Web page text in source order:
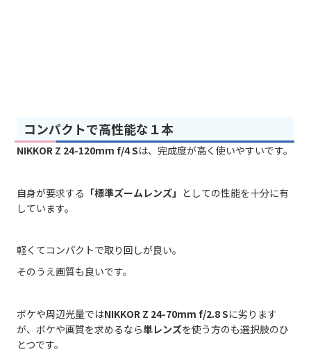
コンパクトで高性能な１本
NIKKOR Z 24-120mm f/4 Sは、完成度が高く使いやすいです。
自身が要求する 「標準ズームレンズ」 としての性能を十分に有
しています。
軽くてコンパクトで取り回しが良い。
そのうえ画質も良いです。
ボケや周辺光量ではNIKKOR Z 24-70mm f/2.8 Sに劣ります
が、ボケや画質を求めるなら単レンズを使う方のも選択肢のひ
とつです。